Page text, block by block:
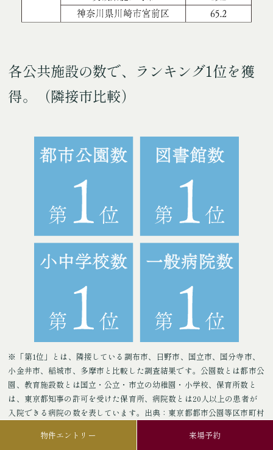
物件エントリー 来場予約
各公共施設の数で、ランキング1位を獲
得。
（隣接市比較）
※「第1位」とは、隣接している調布市、日野市、国立市、国分寺市、
小金井市、稲城市、多摩市と比較した調査結果です。公園数とは都市公
園、教育施設数とは国立・公立・市立の幼稚園・小学校、保育所数と
は、東京都知事の許可を受けた保育所、病院数とは20人以上の患者が
入院できる病院の数を表しています。出典：東京都都市公園等区市町村
「統計でみる市区町村のすがた2025」／総務省「統計でみる市区町村